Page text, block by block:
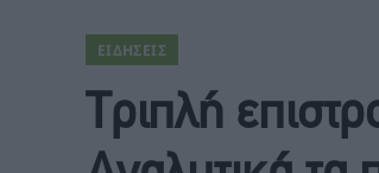
ΕΙΔΉΣΕΙΣ
Τριπλή